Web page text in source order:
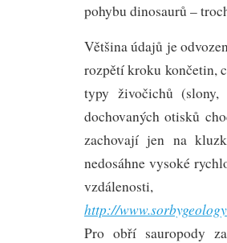
pohybu dinosaurů –
Většina údajů je
rozpětí kroku končetin,
typy živočichů
dochovaných otisků
zachovají jen na
nedosáhne vysoké
http://
Pro obří sauropody